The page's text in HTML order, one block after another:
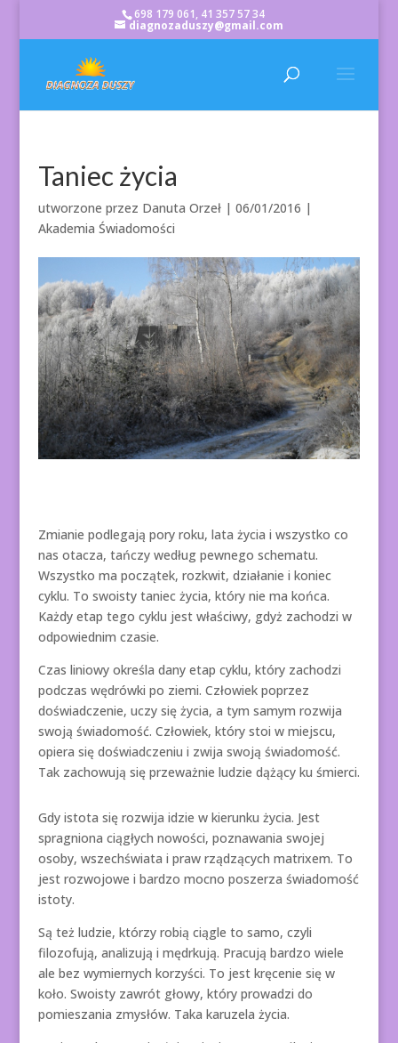
698 179 061, 41 357 57 34
diagnozaduszy@gmail.com
Taniec życia
utworzone przez Danuta Orzeł| 06/01/2016 |
Akademia Świadomości
Zmianie podlegają pory roku, lata życia i wszystko co
nas otacza, tańczy według pewnego schematu.
Wszystko ma początek, rozkwit, działanie i koniec
cyklu. To swoisty taniec życia, który nie ma końca.
Każdy etap tego cyklu jest właściwy, gdyż zachodzi w
odpowiednim czasie.
Czas liniowy określa dany etap cyklu, który zachodzi
podczas wędrówki po ziemi. Człowiek poprzez
doświadczenie, uczy się życia, a tym samym rozwija
swoją świadomość. Człowiek, który stoi w miejscu,
opiera się doświadczeniu i zwija swoją świadomość.
Tak zachowują się przeważnie ludzie dążący ku śmierci.
Gdy istota się rozwija idzie w kierunku życia. Jest
spragniona ciągłych nowości, poznawania swojej
osoby, wszechświata i praw rządzących matrixem. To
jest rozwojowe i bardzo mocno poszerza świadomość
istoty.
Są też ludzie, którzy robią ciągle to samo, czyli
filozofują, analizują i mędrkują. Pracują bardzo wiele
ale bez wymiernych korzyści. To jest kręcenie się w
koło. Swoisty zawrót głowy, który prowadzi do
pomieszania zmysłów. Taka karuzela życia.